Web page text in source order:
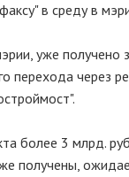
в среду в
уже получено
перехода через
более 3 млрд.
получены,